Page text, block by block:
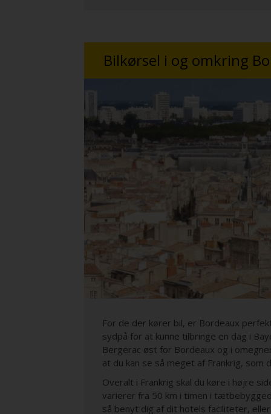
Bilkørsel i og omkring
For de der kører bil, er Bordeaux
sydpå for at kunne tilbringe en dag i
Bergerac øst for Bordeaux og i
at du kan se så meget af Frankrig, som
Overalt i Frankrig skal du køre i højre
varierer fra 50 km i timen i
så benyt dig af dit hotels faciliteter,